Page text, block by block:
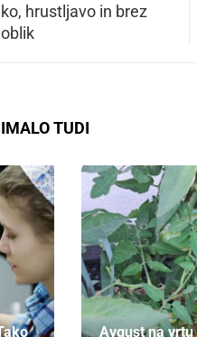
hrustljavo in brez
TUDI
Avgust na